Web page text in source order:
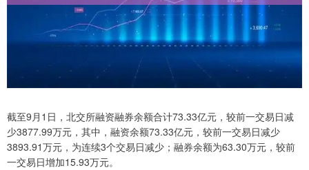
截至9月1日，北交所融资融券余额合计73.33亿元，较前一交易日减
少3877.99万元，其中，融资余额73.33亿元，较前一交易日减少
3893.91万元，为连续3个交易日减少；融券余额为63.30万元，较前
一交易日增加15.93万元。